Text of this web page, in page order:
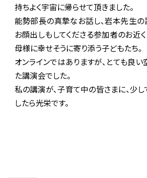
KIWAMI AAA+ 中学生の 図形の極
KIWAMI AAA+ 中学生の 代数の極
KIWAMI AAA+ 数学の悟
Eeそろばん
メディア掲載
全国の玉井式
海外での挑戦
開講のお知らせ
持ちよく宇宙に帰らせて頂きました。
能勢部長の真摯なお話し、岩本先生の
お顔出しもしてくださる参加者のお近
母様に幸せそうに寄り添う子どもたち。
オンラインではありますが、とても良
た講演会でした。
私の講演が、子育て中の皆さまに、少
したら光栄です。